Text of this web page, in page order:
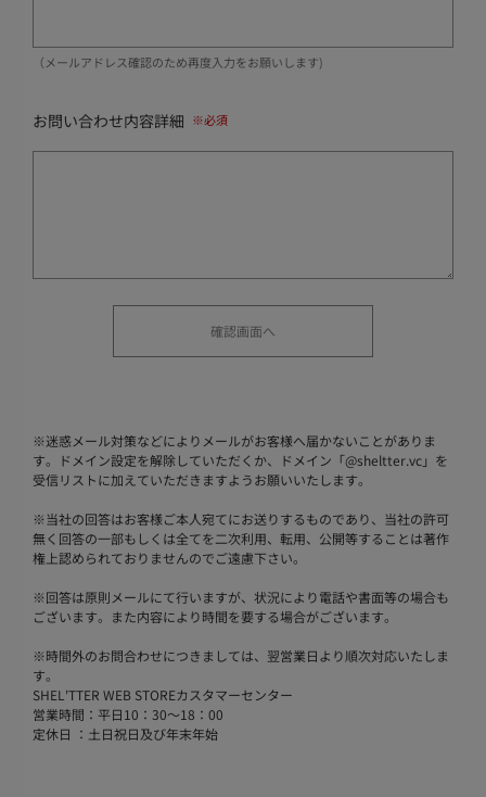
（メールアドレス確認のため再度入力をお願いします)
お問い合わせ内容詳細
※迷惑メール対策などによりメールがお客様へ届かないことがありま
す。ドメイン設定を解除していただくか、ドメイン「@sheltter.vc」を
受信リストに加えていただきますようお願いいたします。
※当社の回答はお客様ご本人宛てにお送りするものであり、当社の許可
無く回答の一部もしくは全てを二次利用、転用、公開等することは著作
権上認められておりませんのでご遠慮下さい。
※回答は原則メールにて行いますが、状況により電話や書面等の場合も
ございます。また内容により時間を要する場合がございます。
※時間外のお問合わせにつきましては、翌営業日より順次対応いたしま
す。
SHEL'TTER WEB STOREカスタマーセンター
営業時間：平日10：30～18：00
定休日 ：土日祝日及び年末年始